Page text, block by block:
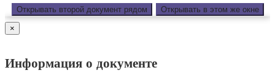
Открывать второй документ рядом Открывать в этом же окне
×
Информация о документе